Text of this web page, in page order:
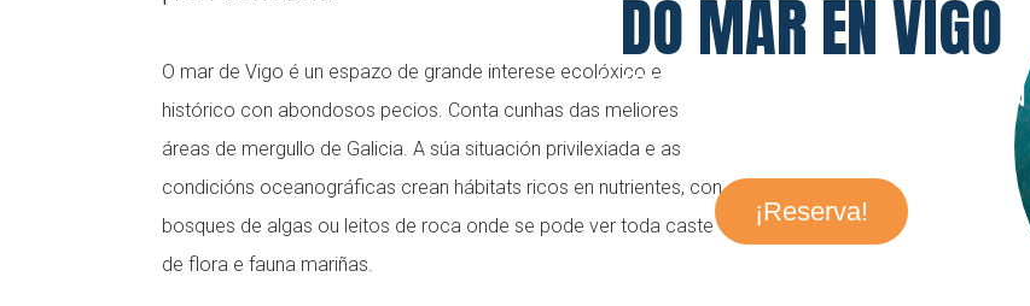
DO MAR EN VIGO
MERGULLO BREOGÁN
¡Reserva!
O mar de Vigo é un espazo de grande interese ecolóxico e
histórico con abondosos pecios. Conta cunhas das mellores
áreas de mergullo de Galicia. A súa situación privilexiada e as
condicións oceanográficas crean hábitats ricos en nutrientes, con
bosques de algas ou leitos de roca onde se pode ver toda caste
de flora e fauna mariñas.